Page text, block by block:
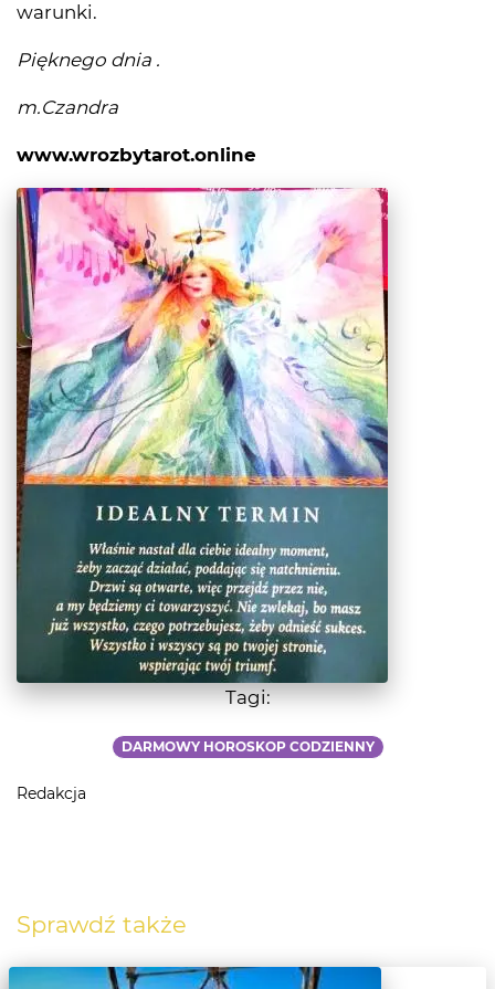
warunki.
Pięknego dnia .
m.Czandra
www.wrozbytarot.online
Tagi:
DARMOWY HOROSKOP CODZIENNY
Redakcja
Sprawdź także